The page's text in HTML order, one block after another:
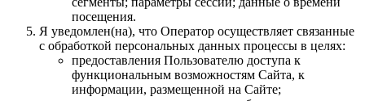
посещения.
Я уведомлен(на), что Оператор осуществляет связанные
с обработкой персональных данных процессы в целях:
предоставления Пользователю доступа к
функциональным возможностям Сайта, к
информации, размещенной на Сайте;